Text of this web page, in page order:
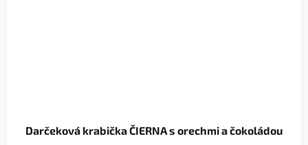
Darčeková krabička ČIERNA s orechmi a čokoládou